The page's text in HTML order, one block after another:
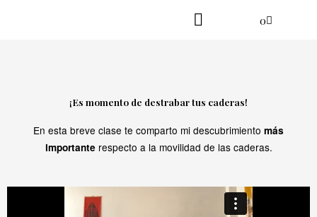
0
Cart
¡Es momento de destrabar tus caderas!
En esta breve clase te comparto mi descubrimiento más
importante respecto a la movilidad de las caderas.